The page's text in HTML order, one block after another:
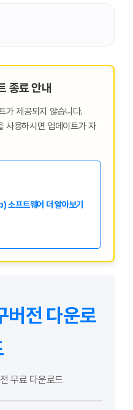
종료 안내
가 제공되지 않습니다.
사용하시면 업데이트가 자
소프트웨어 더 알아보기
버전 다운로
무료 다운로드